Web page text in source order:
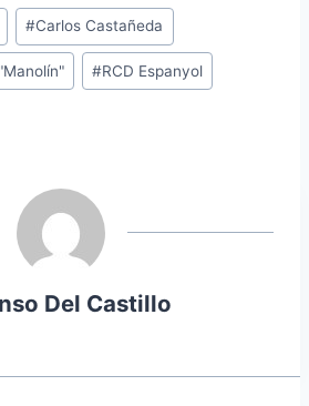
#Carlos Castañeda
#RCD Espanyol
Del Castillo